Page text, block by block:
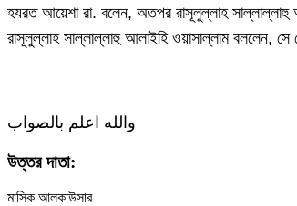
হযরত আয়েশা রা. বলেন, অতপর রাসূলুল্লাহ
রাসূলুল্লাহ সাল্লাল্লাহু আলাইহি ওয়াসাল্লাম বললেন,
والله اعلم بالصواب
উত্তর দাতা:
মাসিক আলকাউসার